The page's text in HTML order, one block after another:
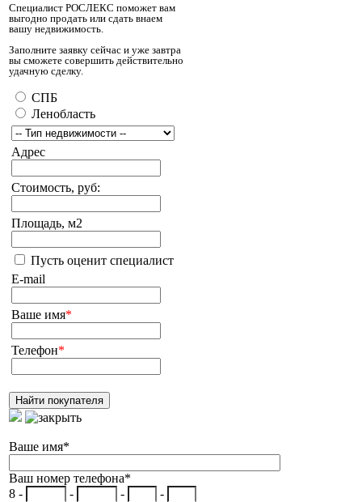
Специалист РОСЛЕКС поможет вам
выгодно продать или сдать внаем
вашу недвижимость.
Заполните заявку сейчас и уже завтра
вы сможете совершить действительно
удачную сделку.
СПБ
Ленобласть
Адрес
Стоимость, руб:
Площадь, м2
Пусть оценит специалист
E-mail
Ваше имя*
Телефон*
Ваше имя*
Ваш номер телефона*
8 -
- -
-